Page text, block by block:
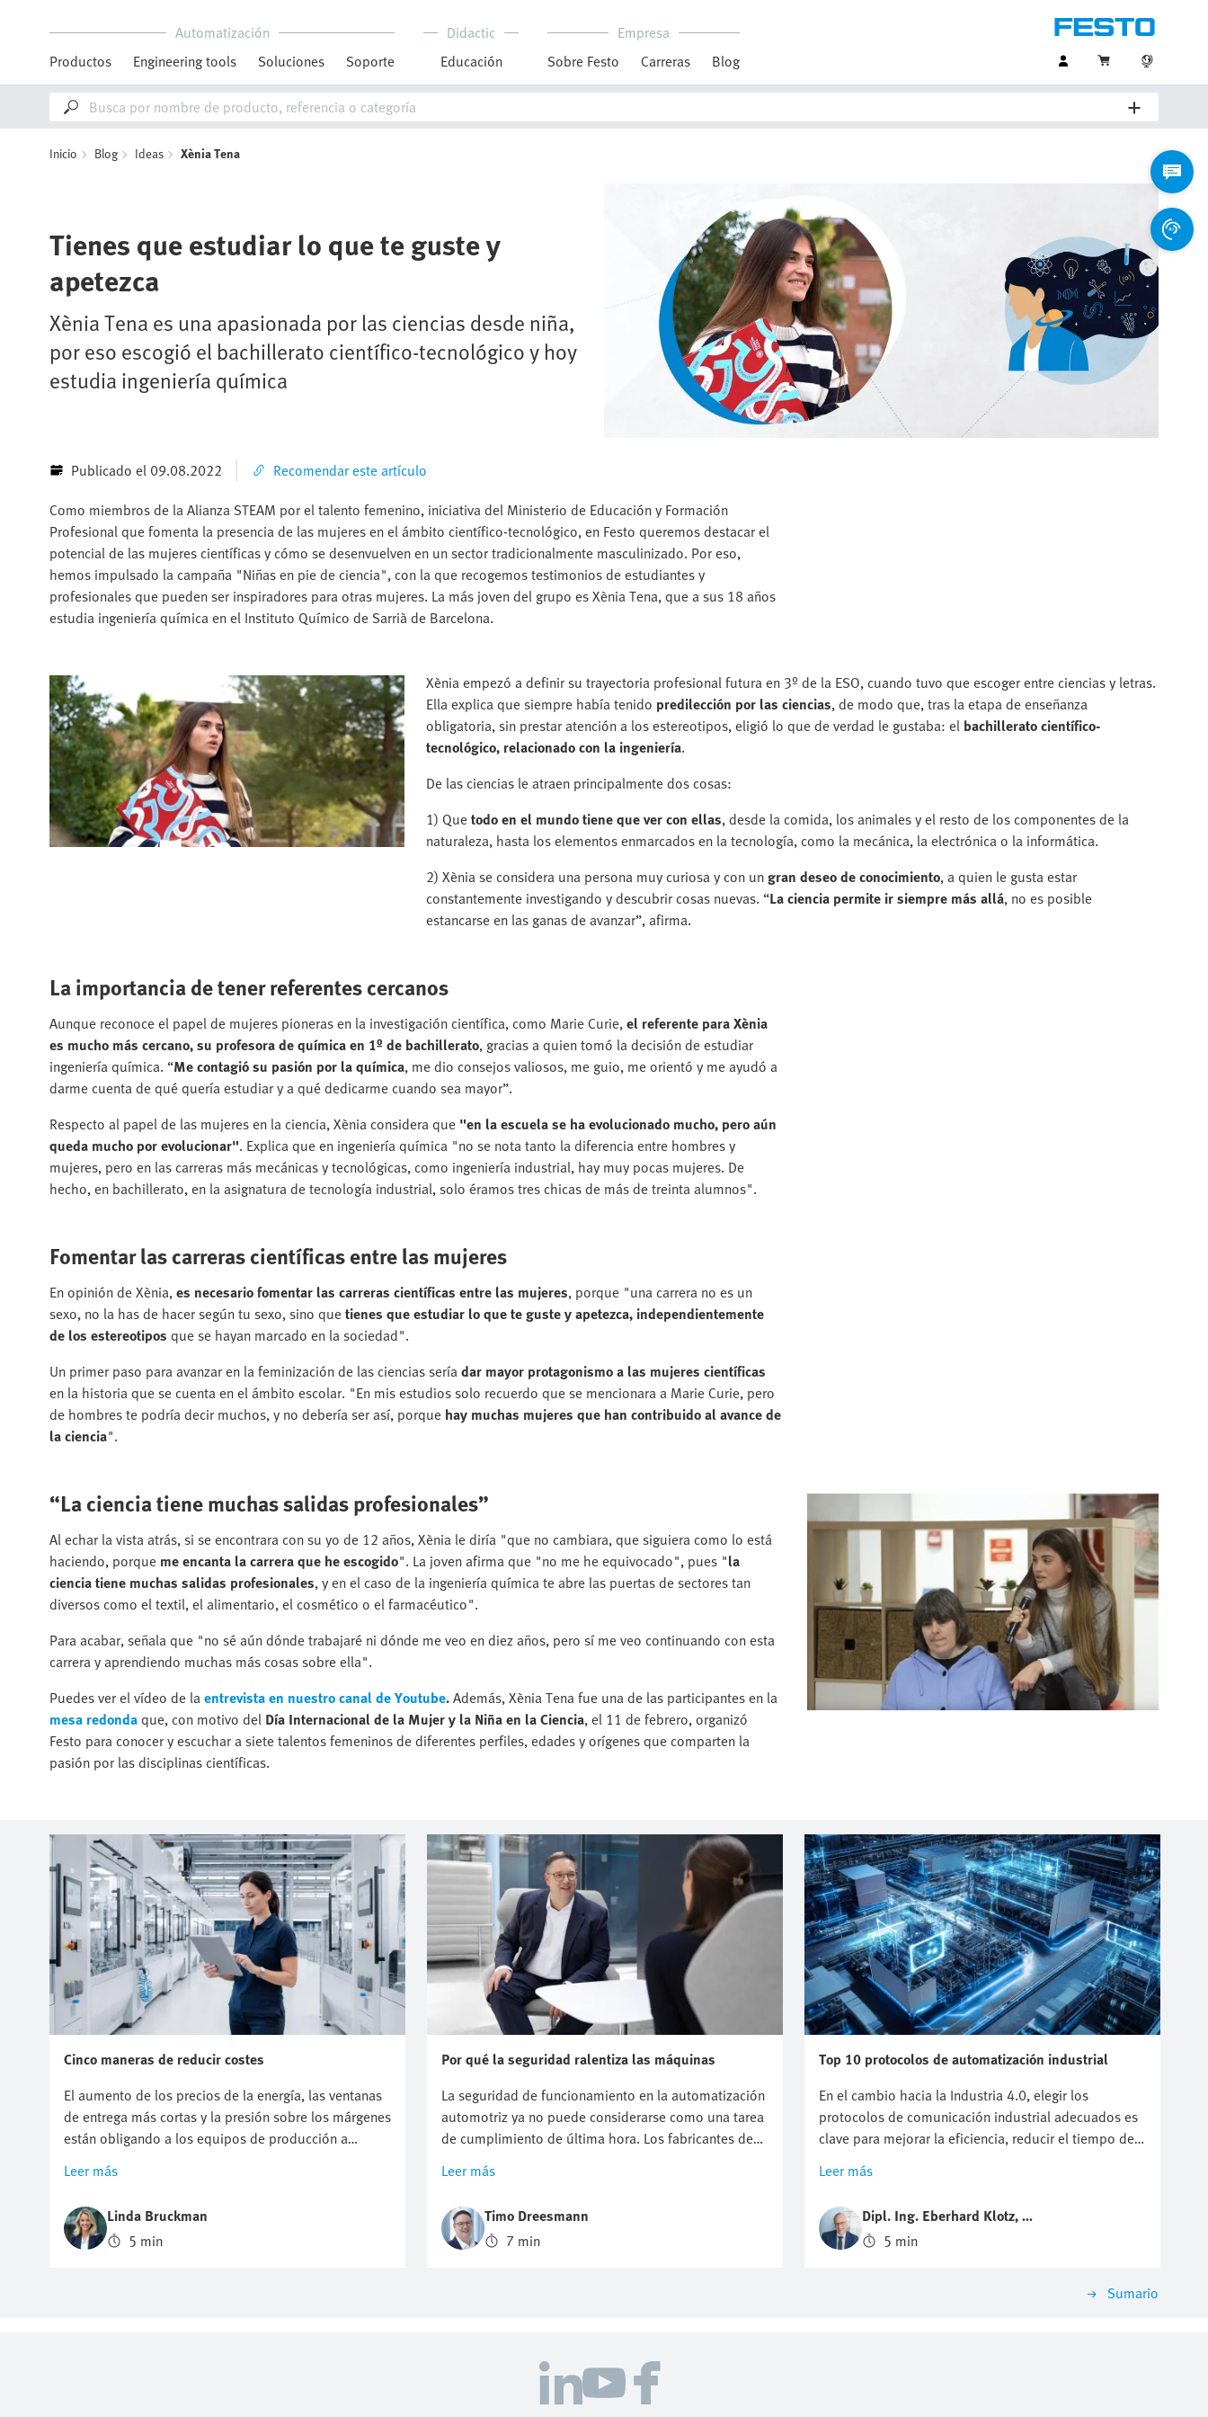
Automatización
Productos
Engineering tools Soluciones Soporte
Didactic
Educación
Empresa
Sobre Festo
Carreras Blog
Inicio Blog Ideas Xènia Tena
Tienes que estudiar lo que te guste y
apetezca
Xènia Tena es una apasionada por las ciencias desde niña,
por eso escogió el bachillerato científico-tecnológico y hoy
estudia ingeniería química
Publicado el 09.08.2022
Recomendar este artículo
Como miembros de la Alianza STEAM por el talento femenino, iniciativa del Ministerio de Educación y Formación
Profesional que fomenta la presencia de las mujeres en el ámbito científico-tecnológico, en Festo queremos destacar el
potencial de las mujeres científicas y cómo se desenvuelven en un sector tradicionalmente masculinizado. Por eso,
hemos impulsado la campaña "Niñas en pie de ciencia", con la que recogemos testimonios de estudiantes y
profesionales que pueden ser inspiradores para otras mujeres. La más joven del grupo es Xènia Tena, que a sus 18 años
estudia ingeniería química en el Instituto Químico de Sarrià de Barcelona.
Xènia empezó a definir su trayectoria profesional futura en 3º de la ESO, cuando tuvo que escoger entre ciencias y letras.
Ella explica que siempre había tenido predilección por las ciencias, de modo que, tras la etapa de enseñanza
obligatoria, sin prestar atención a los estereotipos, eligió lo que de verdad le gustaba: el bachillerato científico-
tecnológico, relacionado con la ingeniería.
De las ciencias le atraen principalmente dos cosas:
1) Quetodo en el mundo tiene que ver con ellas, desde la comida, los animales y el resto de los componentes de la
naturaleza, hasta los elementos enmarcados en la tecnología, como la mecánica, la electrónica o la informática.
2) Xènia se considera una persona muy curiosa y con ungran deseo de conocimiento, a quien le gusta estar
constantemente investigando y descubrir cosas nuevas. “La ciencia permite ir siempre más allá, no es posible
estancarse en las ganas de avanzar”, afirma.
La importancia de tener referentes cercanos
Aunque reconoce el papel de mujeres pioneras en la investigación científica, como Marie Curie,el referente para Xènia
es mucho más cercano, su profesora de química en 1º de bachillerato, gracias a quien tomó la decisión de estudiar
ingeniería química. “Me contagió su pasión por la química, me dio consejos valiosos, me guio, me orientó y me ayudó a
darme cuenta de qué quería estudiar y a qué dedicarme cuando sea mayor”.
Respecto al papel de las mujeres en la ciencia, Xènia considera que "en la escuela se ha evolucionado mucho, pero aún
queda mucho por evolucionar". Explica que en ingeniería química "no se nota tanto la diferencia entre hombres y
mujeres, pero en las carreras más mecánicas y tecnológicas, como ingeniería industrial, hay muy pocas mujeres. De
hecho, en bachillerato, en la asignatura de tecnología industrial, solo éramos tres chicas de más de treinta alumnos".
Fomentar las carreras científicas entre las mujeres
En opinión de Xènia,es necesario fomentar las carreras científicas entre las mujeres, porque "una carrera no es un
sexo, no la has de hacer según tu sexo, sino quetienes que estudiar lo que te guste y apetezca, independientemente
de los estereotipos que se hayan marcado en la sociedad".
Un primer paso para avanzar en la feminización de las ciencias seríadar mayor protagonismo a las mujeres científicas
en la historia que se cuenta en el ámbito escolar. "En mis estudios solo recuerdo que se mencionara a Marie Curie, pero
de hombres te podría decir muchos, y no debería ser así, porque hay muchas mujeres que han contribuido al avance de
la ciencia".
“La ciencia tiene muchas salidas profesionales”
Al echar la vista atrás, si se encontrara con su yo de 12 años, Xènia le diría "que no cambiara, que siguiera como lo está
haciendo, porque me encanta la carrera que he escogido". La joven afirma que "no me he equivocado", pues "la
ciencia tiene muchas salidas profesionales, y en el caso de la ingeniería química te abre las puertas de sectores tan
diversos como el textil, el alimentario, el cosmético o el farmacéutico".
Para acabar, señala que "no sé aún dónde trabajaré ni dónde me veo en diez años, pero sí me veo continuando con esta
carrera y aprendiendo muchas más cosas sobre ella".
Puedes ver el vídeo de laentrevista en nuestro canal de Youtube.Además, Xènia Tena fue una de las participantes en la
mesa redondaque, con motivo del Día Internacional de la Mujer y la Niña en la Ciencia, el 11 de febrero, organizó
Festo para conocer y escuchar a siete talentos femeninos de diferentes perfiles, edades y orígenes que comparten la
pasión por las disciplinas científicas.
Cinco maneras de reducir costes
El aumento de los precios de la energía, las ventanas
de entrega más cortas y la presión sobre los márgenes
están obligando a los equipos de producción a
analizar más detenidamente sus operaciones. El
desafío es claro: se deben reducir los costes sin
comprometer la producción, la fiabilidad o la
flexibilidad. La tecnología de control de movimiento
desempeña un papel crucial en mantener ese
Leer más
Linda Bruckman
5 min
Por qué la seguridad ralentiza las máquinas
La seguridad de funcionamiento en la automatización
automotriz ya no puede considerarse como una tarea
de cumplimiento de última hora. Los fabricantes de
maquinaria necesitan un movimiento más seguro, un
montaje más rápido y una mejor eficiencia energética
sin aumentar el esfuerzo de ingeniería ni ralentizar la
producción. Este artículo muestra cómo un enfoque
estructurado de seguridad ayuda a reducir la
Leer más
Timo Dreesmann
7 min
Top 10 protocolos de automatización industrial
En el cambio hacia la Industria 4.0, elegir los
protocolos de comunicación industrial adecuados es
clave para mejorar la eficiencia, reducir el tiempo de
inactividad y crear nuevo valor a partir de los datos.
Más allá de las TI de oficina, el bus de campo y el
Ethernet Industrial constituyen la columna vertebral
de los productos inteligentes, la IIoT y las fábricas
conectadas. Este resumen muestra cómo su evolución
real y la ventaja competitiva en el panorama actual de
Leer más
Dipl. Ing. Eberhard Klotz, M
BA 5 min
Sumario